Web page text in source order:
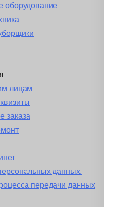
оборудование
лицам
заказа
данных.
передачи данных